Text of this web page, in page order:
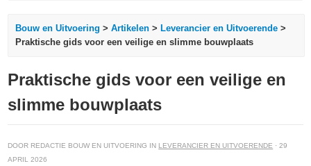
Bouw en Uitvoering >Artikelen > Leverancier en Uitvoerende >
Praktische gids voor een veilige en slimme bouwplaats
Praktische gids voor een veilige en
slimme bouwplaats
DOOR REDACTIE BOUW EN UITVOERING IN LEVERANCIER EN UITVOERENDE · 29
APRIL 2026